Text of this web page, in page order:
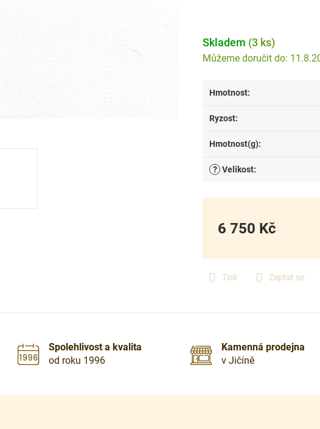
Tisk Zeptat se
Skladem (3 ks)
6 750 Kč
Hmotnost:
Ryzost:
Hmotnost(g):
? Velikost:
Spolehlivost a kvalita
od roku 1996
Kamenná prodejna
v Jičíně